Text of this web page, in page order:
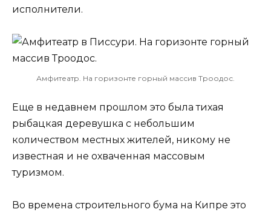
исполнители.
Амфитеатр. На горизонте горный массив Троодос.
Еще в недавнем прошлом это была тихая
рыбацкая деревушка с небольшим
количеством местных жителей, никому не
известная и не охваченная массовым
туризмом.
Во времена строительного бума на Кипре это